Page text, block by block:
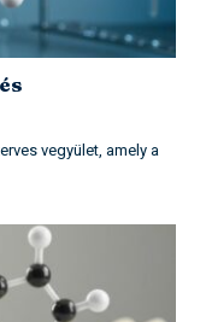
vegyület, amely a